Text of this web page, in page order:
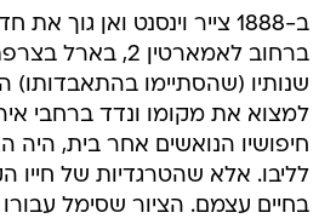
ב-1888 צייר וינסנט ואן גוך
ברחוב לאמארטין 2,
שנותיו (שהסתיימו בהתאבדותו)
למצוא את מקומו ונדד ברחבי
חיפושיו הנואשים אחר בית, היה
לליבו. אלא שהטרגדיות של חייו
בחיים עצמם. הציור שסימל עבורו